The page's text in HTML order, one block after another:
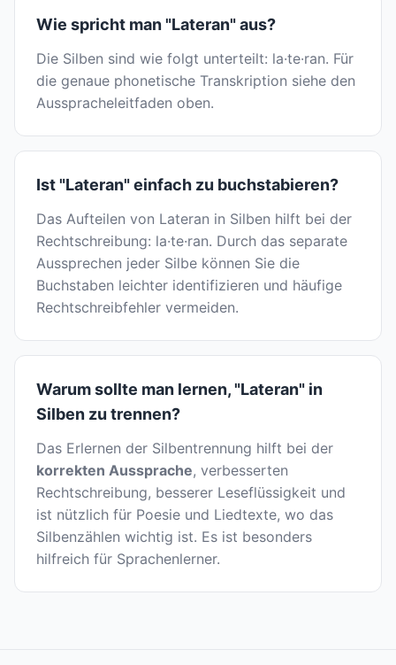
Wie spricht man "Lateran" aus?
Die Silben sind wie folgt unterteilt: la·te·ran. Für
die genaue phonetische Transkription siehe den
Ausspracheleitfaden oben.
Ist "Lateran" einfach zu buchstabieren?
Das Aufteilen von Lateran in Silben hilft bei der
Rechtschreibung: la·te·ran. Durch das separate
Aussprechen jeder Silbe können Sie die
Buchstaben leichter identifizieren und häufige
Rechtschreibfehler vermeiden.
Warum sollte man lernen, "Lateran" in
Silben zu trennen?
Das Erlernen der Silbentrennung hilft bei der
korrekten Aussprache, verbesserten
Rechtschreibung, besserer Leseflüssigkeit und
ist nützlich für Poesie und Liedtexte, wo das
Silbenzählen wichtig ist. Es ist besonders
hilfreich für Sprachenlerner.